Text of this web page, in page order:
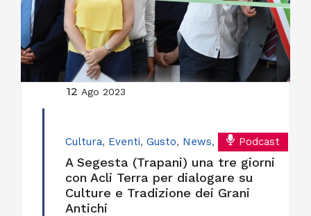
12 Ago 2023
Cultura, Eventi, Gusto, News, Podcast
A Segesta (Trapani) una tre giorni
con Acli Terra per dialogare su
Culture e Tradizione dei Grani
Antichi